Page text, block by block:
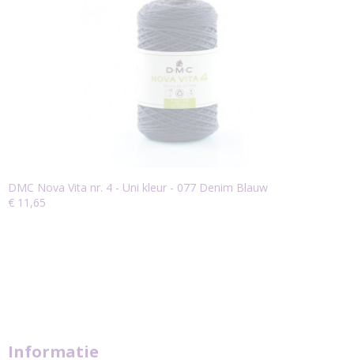
DMC Nova Vita nr. 4 - Uni kleur - 077 Denim Blauw
€ 11,65
Informatie